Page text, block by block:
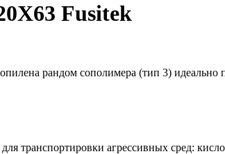
Fusitek
рандом сополимера (тип 3) идеально
транспортировки агрессивных сред: